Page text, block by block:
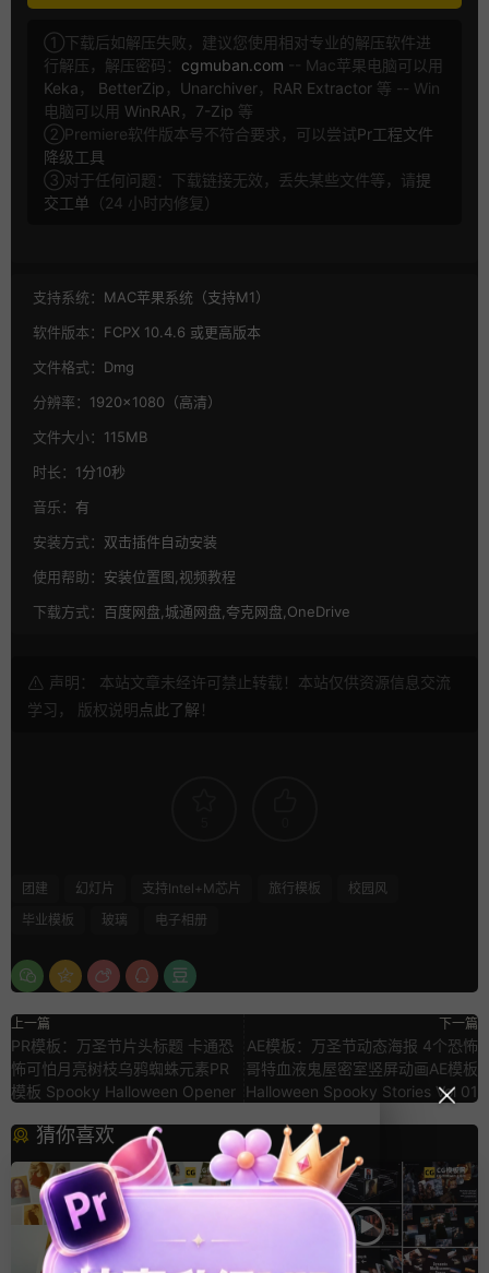
①下载后如解压失败，建议您使用相对专业的解压软件进
行解压，解压密码： cgmuban.com -- Mac苹果电脑可以用
Keka ， BetterZip ， Unarchiver， RAR Extractor 等 -- Win
电脑可以用 WinRAR ， 7-Zip 等
②Premiere软件版本号不符合要求，可以尝试Pr工程文件
降级工具
③对于任何问题：下载链接无效，丢失某些文件等，请提
交工单 （24 小时内修复）
支持系统： MAC苹果系统（支持M1）
软件版本： FCPX 10.4.6 或更高版本
文件格式： Dmg
分辨率： 1920×1080（高清）
文件大小： 115MB
时长： 1分10秒
音乐： 有
安装方式： 双击插件自动安装
使用帮助： 安装位置图,视频教程
下载方式： 百度网盘,城通网盘,夸克网盘,OneDrive
声明： 本站文章未经许可禁止转载！本站仅供资源信息交流
学习， 版权说明点此了解 ！
团建 幻灯片 支持Intel+M芯片 旅行模板
校园风
毕业模板
玻璃 电子相册
上一篇
PR模板：万圣节片头标题 卡通恐
怖可怕月亮树枝乌鸦蜘蛛元素PR
模板 Spooky Halloween Opener
下一篇
AE模板：万圣节动态海报 4个恐怖
哥特血液鬼屋密室竖屏动画AE模板
Halloween Spooky Stories Vol 01
猜你喜欢